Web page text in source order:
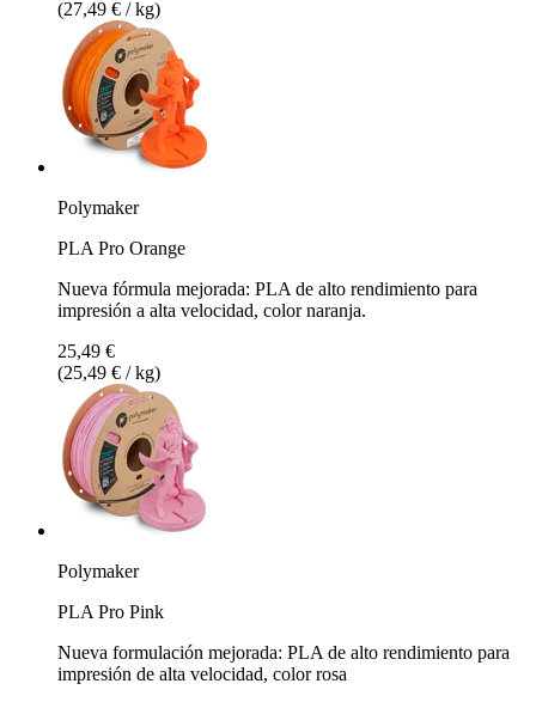
(27,49 € / kg)
Polymaker
PLA Pro Orange
Nueva fórmula mejorada: PLA de alto rendimiento para
impresión a alta velocidad, color naranja.
25,49 €
(25,49 € / kg)
Polymaker
PLA Pro Pink
Nueva formulación mejorada: PLA de alto rendimiento para
impresión de alta velocidad, color rosa